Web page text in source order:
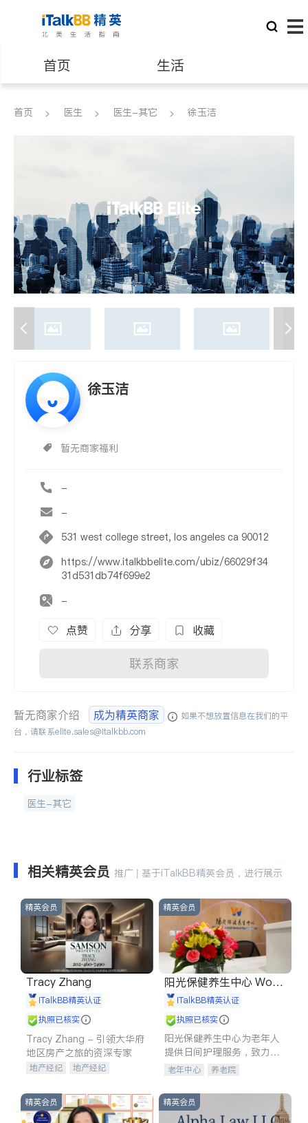
首页 生活
医生 律师
养老 非盈利组织
首页 医生 医生-其它 徐玉洁
徐玉洁
暂无商家福利
-
-
531 west college street, los angeles ca 90012
https://www.italkbbelite.com/ubiz/66029f34
31d531db74f699e2
-
点赞 分享 收藏
联系商家
暂无商家介绍 成为精英商家
如果不想放置信息在我们的平
台，请联系elite.sales@italkbb.com
行业标签
医生-其它
相关精英会员 推广 | 基于iTalkBB精英会员，进行展示
精英会员
Tracy Zhang
iTalkBB精英认证
执照已核实
Tracy Zhang - 引领大华府
地区房产之旅的资深专家
地产经纪
地产经纪
商铺租售
开发商建商
精英会员
阳光保健养生中心 World
shine
iTalkBB精英认证
执照已核实
阳光保健养生中心为老年人
提供日间护理服务，致力于
通过持续的护理创新来有效
老年中心 养老院
精英会员 精英会员